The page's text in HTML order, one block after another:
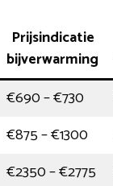
Prijsindicatie
bijverwarming
€690 – €730
€875 – €1300
€2350 – €2775